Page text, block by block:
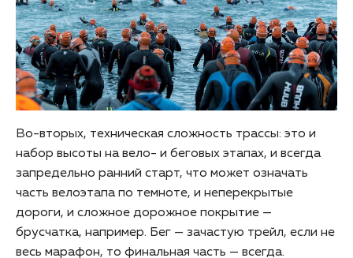
Во-вторых, техническая сложность трассы: это и
набор высоты на вело- и беговых этапах, и всегда
запредельно ранний старт, что может означать
часть велоэтапа по темноте, и неперекрытые
дороги, и сложное дорожное покрытие —
брусчатка, например. Бег — зачастую трейл, если не
весь марафон, то финальная часть — всегда.